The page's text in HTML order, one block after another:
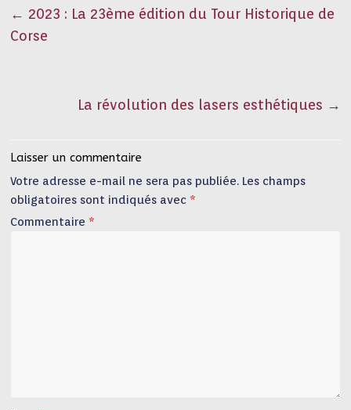
← 2023 : La 23ème édition du Tour Historique de
Corse
La révolution des lasers esthétiques →
Laisser un commentaire
Votre adresse e-mail ne sera pas publiée. Les champs
obligatoires sont indiqués avec *
Commentaire *